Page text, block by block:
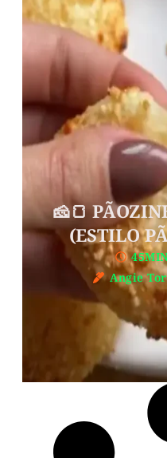
🧀🍞
(ESTILO
Angie